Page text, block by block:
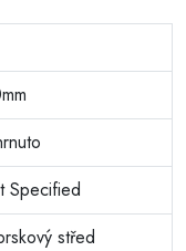
Specified
střed